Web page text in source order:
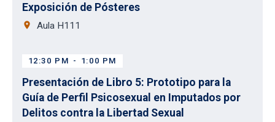
Exposición de Pósteres
place Aula H111
12:30 PM - 1:00 PM
Presentación de Libro 5: Prototipo para la
Guía de Perfil Psicosexual en Imputados por
Delitos contra la Libertad Sexual